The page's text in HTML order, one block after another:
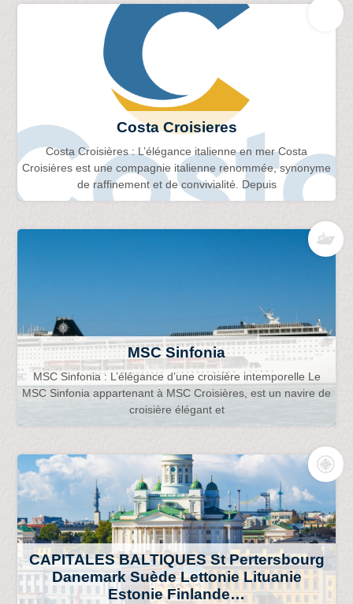
Costa Croisieres
Costa Croisières : L’élégance italienne en mer Costa
Croisières est une compagnie italienne renommée, synonyme
de raffinement et de convivialité. Depuis
MSC Sinfonia
MSC Sinfonia : L’élégance d’une croisière intemporelle Le
MSC Sinfonia appartenant à MSC Croisières, est un navire de
croisière élégant et
CAPITALES BALTIQUES St Pertersbourg
Danemark Suède Lettonie Lituanie
Estonie Finlande…